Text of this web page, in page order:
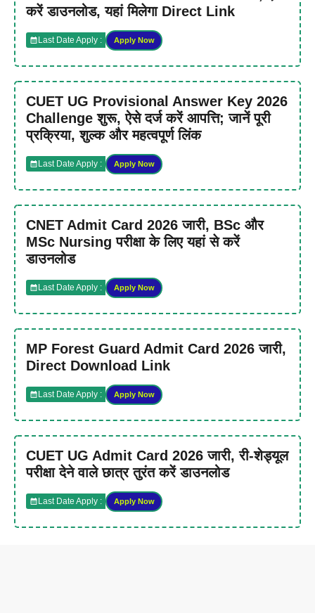
करें डाउनलोड, यहां मिलेगा Direct Link
Last Date Apply : Apply Now
CUET UG Provisional Answer Key 2026
Challenge शुरू, ऐसे दर्ज करें आपत्ति; जानें पूरी
प्रक्रिया, शुल्क और महत्वपूर्ण लिंक
Last Date Apply : Apply Now
CNET Admit Card 2026 जारी, BSc और
MSc Nursing परीक्षा के लिए यहां से करें
डाउनलोड
Last Date Apply : Apply Now
MP Forest Guard Admit Card 2026 जारी,
Direct Download Link
Last Date Apply : Apply Now
CUET UG Admit Card 2026 जारी, री-शेड्यूल
परीक्षा देने वाले छात्र तुरंत करें डाउनलोड
Last Date Apply : Apply Now